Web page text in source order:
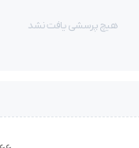
دوخت می‌شود. این سیستم
هیچ پرسشی یافت نشد